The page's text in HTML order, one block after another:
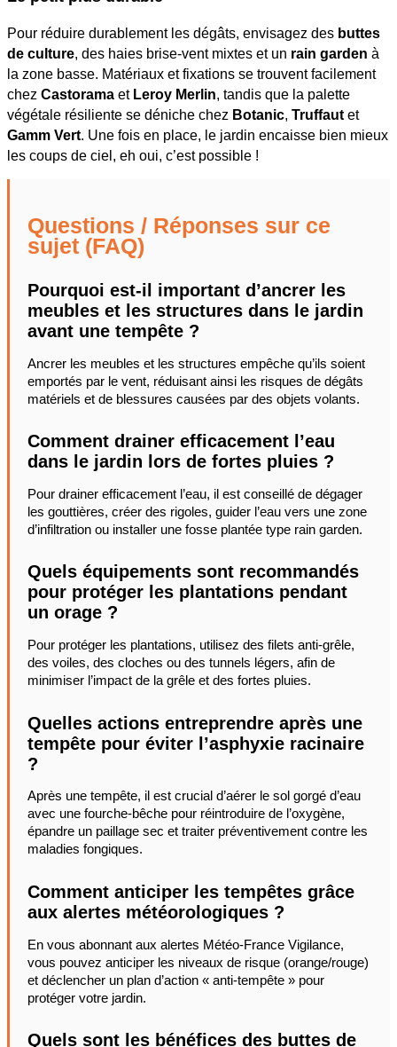
Pour réduire durablement les dégâts, envisagez des buttes
de culture, des haies brise-vent mixtes et un rain garden à
la zone basse. Matériaux et fixations se trouvent facilement
chez Castorama et Leroy Merlin, tandis que la palette
végétale résiliente se déniche chez Botanic, Truffaut et
Gamm Vert. Une fois en place, le jardin encaisse bien mieux
les coups de ciel, eh oui, c’est possible !
Questions / Réponses sur ce
sujet (FAQ)
Pourquoi est-il important d’ancrer les
meubles et les structures dans le jardin
avant une tempête ?
Ancrer les meubles et les structures empêche qu’ils soient
emportés par le vent, réduisant ainsi les risques de dégâts
matériels et de blessures causées par des objets volants.
Comment drainer efficacement l’eau
dans le jardin lors de fortes pluies ?
Pour drainer efficacement l’eau, il est conseillé de dégager
les gouttières, créer des rigoles, guider l’eau vers une zone
d’infiltration ou installer une fosse plantée type rain garden.
Quels équipements sont recommandés
pour protéger les plantations pendant
un orage ?
Pour protéger les plantations, utilisez des filets anti-grêle,
des voiles, des cloches ou des tunnels légers, afin de
minimiser l’impact de la grêle et des fortes pluies.
Quelles actions entreprendre après une
tempête pour éviter l’asphyxie racinaire
?
Après une tempête, il est crucial d’aérer le sol gorgé d’eau
avec une fourche-bêche pour réintroduire de l’oxygène,
épandre un paillage sec et traiter préventivement contre les
maladies fongiques.
Comment anticiper les tempêtes grâce
aux alertes météorologiques ?
En vous abonnant aux alertes Météo-France Vigilance,
vous pouvez anticiper les niveaux de risque (orange/rouge)
et déclencher un plan d’action « anti-tempête » pour
protéger votre jardin.
Quels sont les bénéfices des buttes de